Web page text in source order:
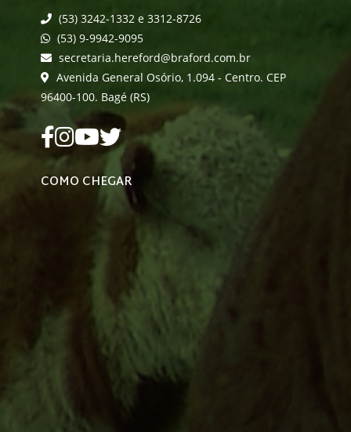
(53) 3242-1332 e 3312-8726
(53) 9-9942-9095
secretaria.hereford@braford.com.br
Avenida General Osório, 1.094 - Centro. CEP
96400-100. Bagé (RS)
COMO CHEGAR